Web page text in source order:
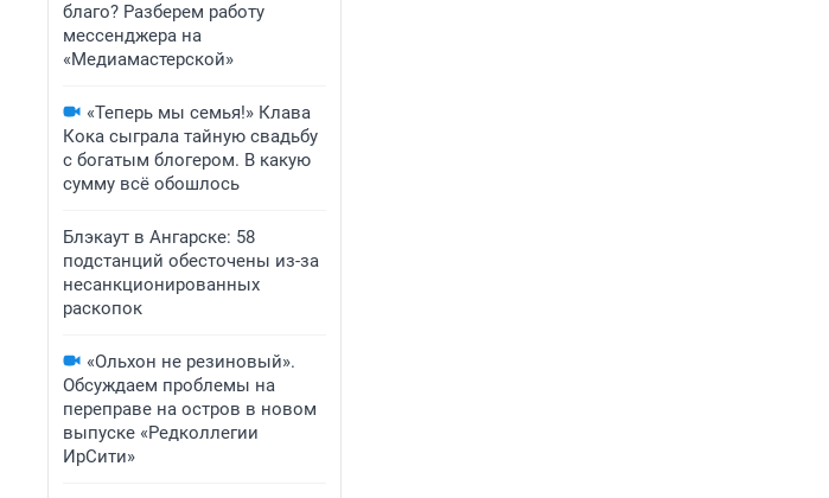
благо? Разберем работу
мессенджера на
«Медиамастерской»
«Теперь мы семья!» Клава
Кока сыграла тайную свадьбу
с богатым блогером. В какую
сумму всё обошлось
Блэкаут в Ангарске: 58
подстанций обесточены из-за
несанкционированных
раскопок
«Ольхон не резиновый».
Обсуждаем проблемы на
переправе на остров в новом
выпуске «Редколлегии
ИрСити»